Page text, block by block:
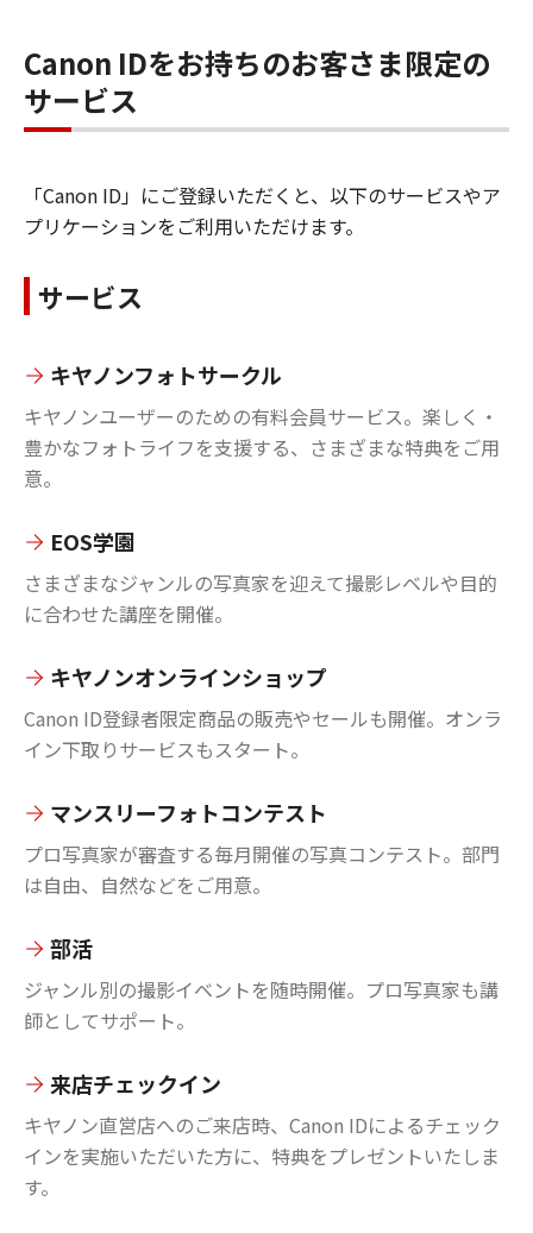
Canon IDをお持ちのお客さま限定の
サービス
「Canon ID」にご登録いただくと、以下のサービスやア
プリケーションをご利用いただけます。
サービス
キヤノンフォトサークル
キヤノンユーザーのための有料会員サービス。楽しく・
豊かなフォトライフを支援する、さまざまな特典をご用
意。
EOS学園
さまざまなジャンルの写真家を迎えて撮影レベルや目的
に合わせた講座を開催。
キヤノンオンラインショップ
Canon ID登録者限定商品の販売やセールも開催。オンラ
イン下取りサービスもスタート。
マンスリーフォトコンテスト
プロ写真家が審査する毎月開催の写真コンテスト。部門
は自由、自然などをご用意。
部活
ジャンル別の撮影イベントを随時開催。プロ写真家も講
師としてサポート。
来店チェックイン
キヤノン直営店へのご来店時、Canon IDによるチェック
インを実施いただいた方に、特典をプレゼントいたしま
す。